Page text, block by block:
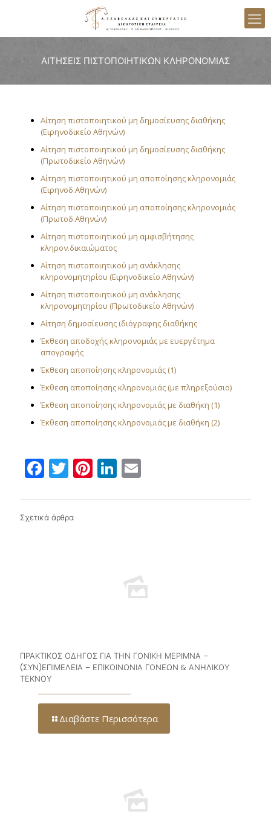
ΑΙΤΗΣΕΙΣ ΠΙΣΤΟΠΟΙΗΤΙΚΩΝ ΚΛΗΡΟΝΟΜΙΑΣ
Αίτηση πιστοποιητικού μη δημοσίευσης διαθήκης
(Ειρηνοδικείο Αθηνών)
Αίτηση πιστοποιητικού μη δημοσίευσης διαθήκης
(Πρωτοδικείο Αθηνών)
Αίτηση πιστοποιητικού μη αποποίησης κληρονομιάς
(Ειρηνοδ.Αθηνών)
Αίτηση πιστοποιητικού μη αποποίησης κληρονομιάς
(Πρωτοδ.Αθηνών)
Αίτηση πιστοποιητικού μη αμφισβήτησης
κληρον.δικαιώματος
Αίτηση πιστοποιητικού μη ανάκλησης
κληρονομητηρίου (Ειρηνοδικείο Αθηνών)
Αίτηση πιστοποιητικού μη ανάκλησης
κληρονομητηρίου (Πρωτοδικείο Αθηνών)
Αίτηση δημοσίευσης ιδιόγραφης διαθήκης
Έκθεση αποδοχής κληρονομιάς με ευεργέτημα
απογραφής
Έκθεση αποποίησης κληρονομιάς (1)
Έκθεση αποποίησης κληρονομιάς (με πληρεξούσιο)
Έκθεση αποποίησης κληρονομιάς με διαθήκη (1)
Έκθεση αποποίησης κληρονομιάς με διαθήκη (2)
Facebook
Twitter
Pinterest
LinkedIn
Email
Σχετικά άρθρα
ΠΡΑΚΤΙΚΟΣ ΟΔΗΓΟΣ ΓΙΑ ΤΗΝ ΓΟΝΙΚΗ ΜΕΡΙΜΝΑ –
(ΣΥΝ)ΕΠΙΜΕΛΕΙΑ – ΕΠΙΚΟΙΝΩΝΙΑ ΓΟΝΕΩΝ & ΑΝΗΛΙΚΟΥ
ΤΕΚΝΟΥ
Διαβάστε Περισσότερα